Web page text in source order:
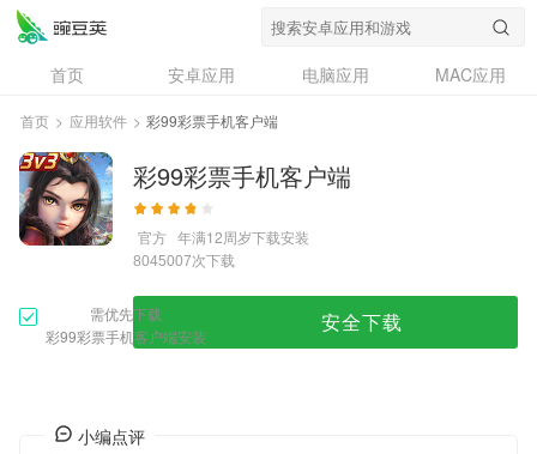
首页 安卓应用 电脑应用
MAC应用
资讯
专题
问答
首页 > 应用软件 > 彩99彩票手机客户端
彩99彩票手机客户端
官方 年满12周岁下载安装
8045007次下载
需优先下载
彩99彩票手机客户端安装
安全下载
小编点评